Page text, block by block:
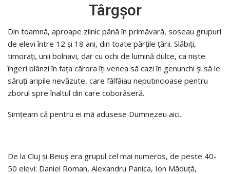
Târgşor
Din toamnă, aproape zilnic până în primăvară, soseau grupuri
de elevi între 12 şi 18 ani, din toate părţile ţării. Slăbiţi,
timoraţi, unii bolnavi, dar cu ochi de lumină dulce, ca nişte
îngeri blânzi în faţa cărora îţi venea să cazi în genunchi şi să le
săruţi aripile nevăzute, care fâlfâiau neputincioase pentru
zborul spre înaltul din care coborâseră.
Simţeam că pentru ei mã adusese Dumnezeu aici.
De la Cluj şi Beiuş era grupul cel mai numeros, de peste 40-
50 elevi: Daniel Roman, Alexandru Panica, Ion Măduţă,